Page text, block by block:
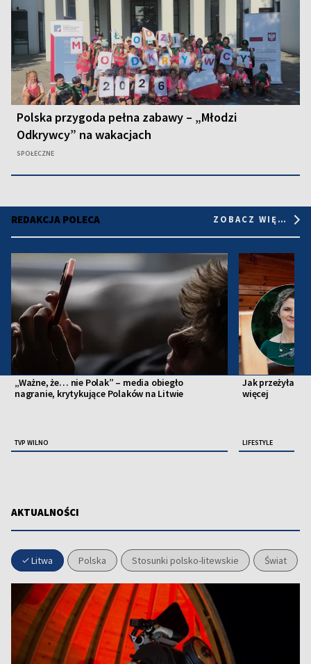
Polska przygoda pełna zabawy – „Młodzi
Odkrywcy” na wakacjach
SPOŁECZNE
REDAKCJA POLECA ZOBACZ WIĘCEJ
„Ważne, że… nie Polak” – media obiegło
nagranie, krytykujące Polaków na Litwie
TVP WILNO
Jak przeżyłam
więcej
LIFESTYLE
AKTUALNOŚCI
Litwa Polska Stosunki polsko-litewskie Świat